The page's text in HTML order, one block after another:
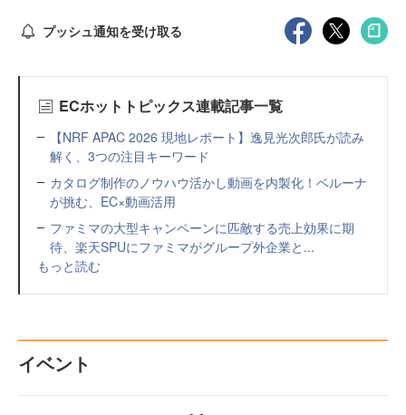
プッシュ通知を受け取る
ECホットトピックス連載記事一覧
【NRF APAC 2026 現地レポート】逸見光次郎氏が読み
解く、3つの注目キーワード
カタログ制作のノウハウ活かし動画を内製化！ベルーナ
が挑む、EC×動画活用
ファミマの大型キャンペーンに匹敵する売上効果に期
待、楽天SPUにファミマがグループ外企業と...
もっと読む
イベント